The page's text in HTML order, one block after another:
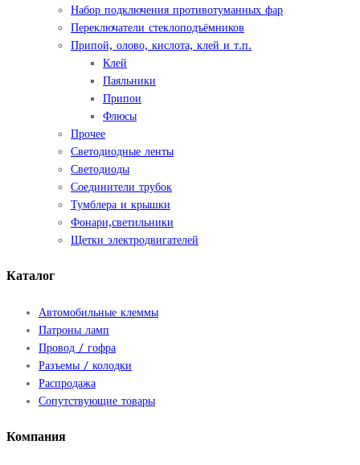
Набор подключения противотуманных фар
Переключатели стеклоподъёмников
Припой, олово, кислота, клей и т.п.
Клей
Паяльники
Припои
Флюсы
Прочее
Светодиодные ленты
Светодиоды
Соединители трубок
Тумблера и крышки
Фонари,светильники
Щетки электродвигателей
Каталог
Автомобильные клеммы
Патроны ламп
Провод / гофра
Разъемы / колодки
Распродажа
Сопутствующие товары
Компания